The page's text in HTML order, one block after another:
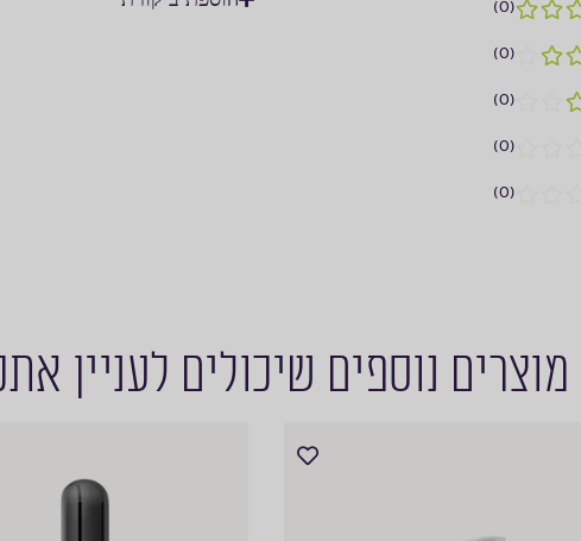
(0)
(0)
(0)
(0)
(0)
מוצרים נוספים שיכולים לעניין